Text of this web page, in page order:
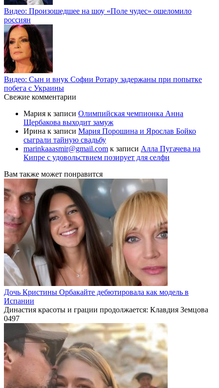
Видео: Произошедшее на шоу «Поле чудес» ошеломило
россиян
Видео: Сын и внук Софии Ротару задержаны при попытке
побега с Украины
Свежие комментарии
Мария к записи Олимпийская чемпионка Анна
Щербакова выходит замуж
Ирина к записи Мария Порошина и Ярослав Бойко
сыграли тайную свадьбу
marinkaaasmir@gmail.com к записи Алла Пугачева на
Кипре с удовольствием позирует для селфи
Вам также может понравится
Дочь Кристины Орбакайте дебютировала как модель в
Испании
Династия красоты и грации продолжается: Клавдия Земцова
0497